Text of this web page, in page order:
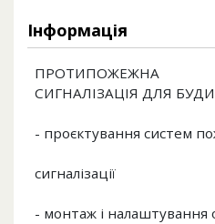
Інформація
ПРОТИПОЖЕЖНА
СИГНАЛІЗАЦІЯ ДЛЯ
- проєктування систем
сигналізації
- монтаж і налаштування